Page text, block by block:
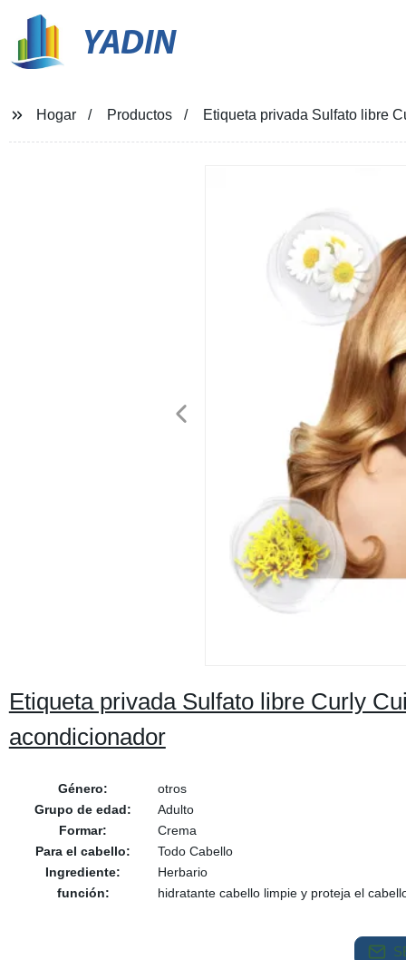
YADIN
Hogar Productos Etiqueta privada Sulfato libre
Etiqueta privada Sulfato libre Curly
acondicionador
Género:
otros
Grupo de edad:
Adulto
Formar:
Crema
Para el cabello:
Todo Cabello
Ingrediente:
Herbario
función:
hidratante cabello limpie y proteja el